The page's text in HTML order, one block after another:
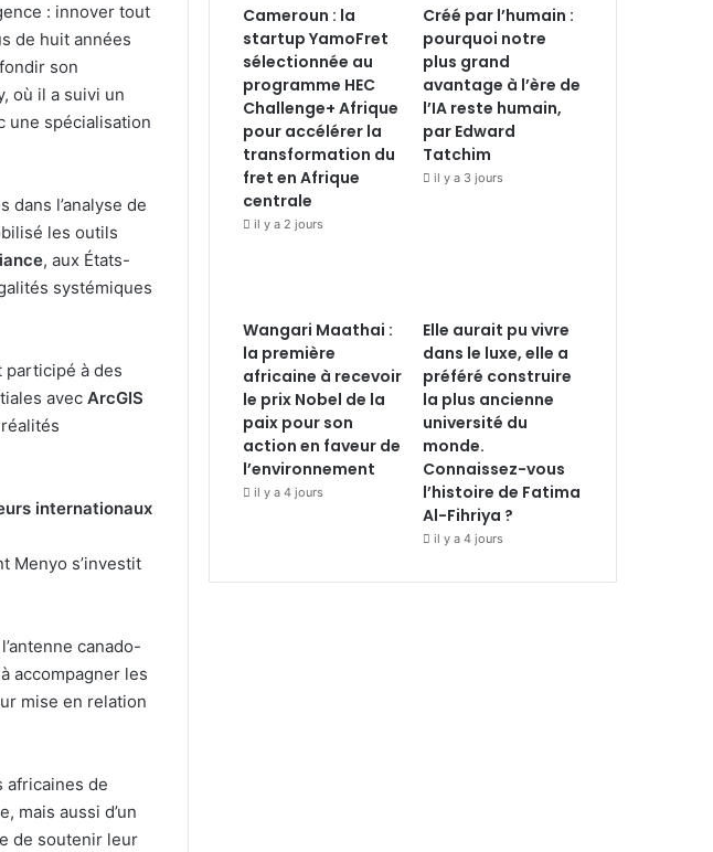
: innover tout
de huit années
son
où il a suivi un
une spécialisation
l’analyse de
les outils
, aux États-
systémiques
participé à des
avec ArcGIS
internationaux
Menyo s’investit
canado-
accompagner les
mise en relation
africaines de
mais aussi d’un
de soutenir leur
Cameroun : la
startup YamoFret
sélectionnée au
programme HEC
Challenge+ Afrique
pour accélérer la
transformation du
fret en Afrique
centrale
il y a 2 jours
Créé par l’humain :
pourquoi notre
plus grand
avantage à l’ère de
l’IA reste humain,
par Edward
Tatchim
il y a 3 jours
Wangari Maathai :
la première
africaine à recevoir
le prix Nobel de la
paix pour son
action en faveur de
l’environnement
il y a 4 jours
Elle aurait pu vivre
dans le luxe, elle a
préféré construire
la plus ancienne
université du
monde.
Connaissez-vous
l’histoire de Fatima
Al-Fihriya ?
il y a 4 jours